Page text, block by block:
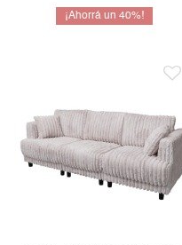
40